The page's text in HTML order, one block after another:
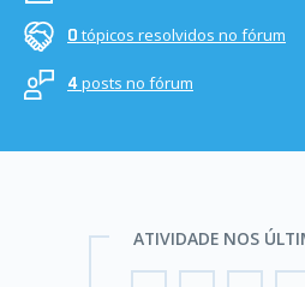
0 tópicos resolvidos no fórum
4posts no fórum
ATIVIDADE NOS